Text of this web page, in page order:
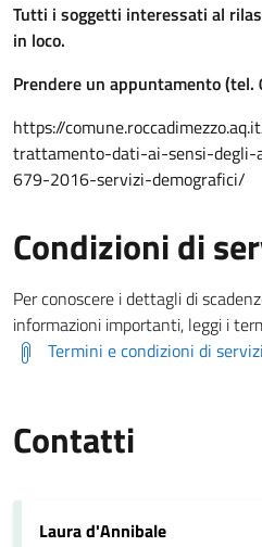
Tutti i soggetti interessati al
in loco.
Prendere un appuntamento
https://
trattamento-dati-ai-sensi-
679-2016-servizi-demografici/
Condizioni di
Per conoscere i dettagli di
informazioni importanti, leggi i
Termini e condizioni di
Contatti
Laura d'Annibale